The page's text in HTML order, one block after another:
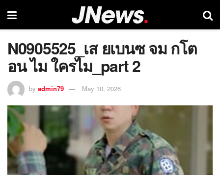
N0905525_เส ยเบนซ จม กโต
อน ไม ใครไม_part 2
by admin79 May 10, 2026